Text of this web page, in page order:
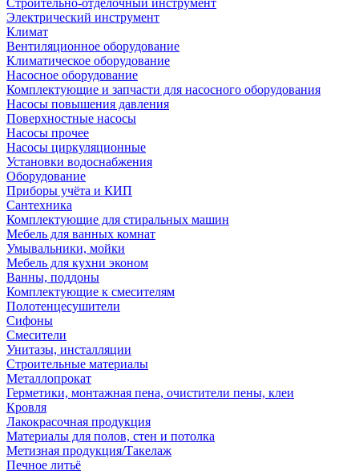
Строительно-отделочный инструмент
Электрический инструмент
Климат
Вентиляционное оборудование
Климатическое оборудование
Насосное оборудование
Комплектующие и запчасти для насосного оборудования
Насосы повышения давления
Поверхностные насосы
Насосы прочее
Насосы циркуляционные
Установки водоснабжения
Оборудование
Приборы учёта и КИП
Сантехника
Комплектующие для стиральных машин
Мебель для ванных комнат
Умывальники, мойки
Мебель для кухни эконом
Ванны, поддоны
Комплектующие к смесителям
Полотенцесушители
Сифоны
Смесители
Унитазы, инсталляции
Строительные материалы
Металлопрокат
Герметики, монтажная пена, очистители пены, клеи
Кровля
Лакокрасочная продукция
Материалы для полов, стен и потолка
Метизная продукция/Такелаж
Печное литьё